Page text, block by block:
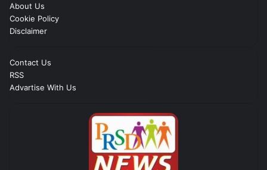
About Us
Cookie Policy
Disclaimer
Contact Us
RSS
Advartise With Us